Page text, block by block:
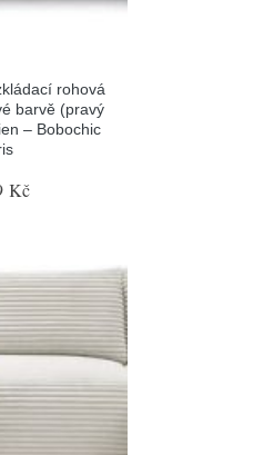
rohová
barvě (pravý
– Bobochic
Kč